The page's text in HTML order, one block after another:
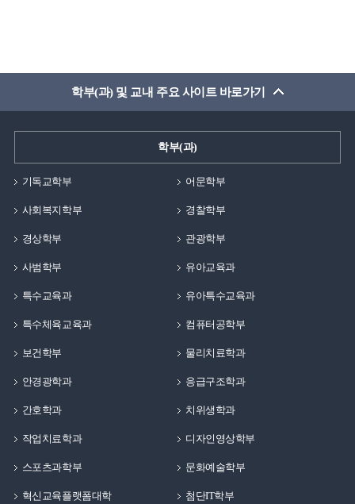
아니였다면, 매주 채플을 드리지 않았다면, 여러 목사님과
교수님들의 기도가 없었다면 누릴 수 없는
은혜였을것입니다. 그렇기에 졸업생으로써
재학생분들에게 해드리고 싶은 말이 있다면, 좋은 환경이
마련되어 있는 대학생활 동안에 많은 것들을 경험하시길
상담센터, 지원 활동들 등을 통해 자기 자신을 알아가고
누리시길 강력 추천드립니다. 학생때에 누릴 수 있는
즐거움은 따로 있다고 생각합니다. 그 행복함을 온전히
되었습니다. 이후에 재활전문 센터에 근무하였고, 현재는
센터장으로 근무하고 있습니다.먼저, 백석대학교는 저에게
많은 선물을 준 모교입니다. 그 이유로 현재의 아내를
하였습니다. 그리고 현재 슬하에 3명의 자식을 두고 있기에
백석대학교는 저에게 인생에서 가장 중요한 가정을 이룰
강의를 듯던 중에 제가 앞으로 목표를 두어야할 꿈이
생겼고, 현재는 그 꿈을 향해 계속해서 열심히 나아가고
있습니다. 인생에서 가장 중요하다고 하는 가정과 꿈을
백석대학교에서 가질 수 있었습니다. 이 기회를 빌어 여러
후배님들에게 해주고 싶은 얘기는 보이지 않는 미래의
학교생활에 충실한다면 앞으로의 목표와 비전이 조금씩
뚜렷해질 것이라 생각합니다. 앞서 얘기했던, 기독교수업
해주셨던 얘기가 있습니다. 꿈을 정하기 어려울 때 잘하는
것과 좋아하는 것을 모두 작성하고, 거기에 중첩되는 것을
학부(과) 및 교내 주요 사이트 바로가기
학부(과)
기독교학부 어문학부
사회복지학부 경찰학부
경상학부 관광학부
사범학부 유아교육과
특수교육과 유아특수교육과
특수체육교육과 컴퓨터공학부
보건학부 물리치료학과
안경광학과 응급구조학과
간호학과 치위생학과
작업치료학과 디자인영상학부
스포츠과학부 문화예술학부
혁신교육플랫폼대학 첨단IT학부